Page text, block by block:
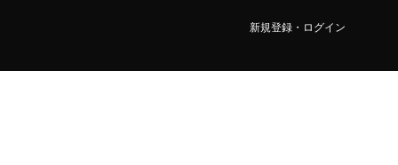
新規登録・ログイン